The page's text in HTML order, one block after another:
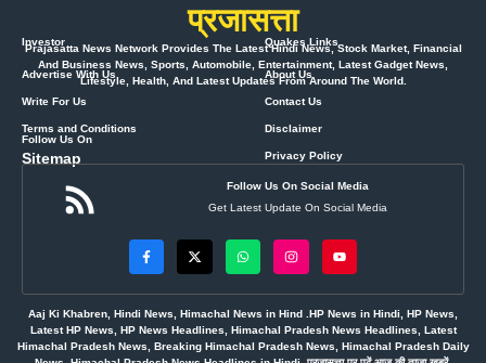
प्रजासत्ता
Prajasatta News Network Provides The Latest Hindi News, Stock Market, Financial
And Business News, Sports, Automobile, Entertainment, Latest Gadget News,
Lifestyle, Health, And Latest Updates From Around The World.
Investor
Advertise With Us
Write For Us
Terms and Conditions
Sitemap
Quakes Links
About Us
Contact Us
Disclaimer
Privacy Policy
Follow Us On
Follow Us On Social Media
Get Latest Update On Social Media
Aaj Ki Khabren, Hindi News, Himachal News in Hind .HP News in Hindi, HP News,
Latest HP News, HP News Headlines, Himachal Pradesh News Headlines, Latest
Himachal Pradesh News, Breaking Himachal Pradesh News, Himachal Pradesh Daily